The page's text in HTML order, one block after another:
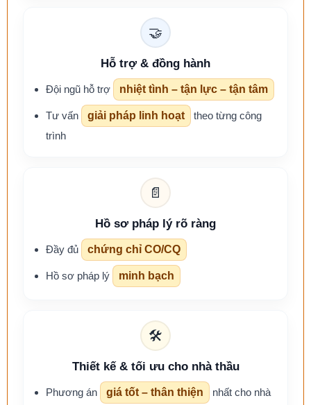
🤝
Hỗ trợ & đồng hành
Đội ngũ hỗ trợ nhiệt tình – tận lực – tận tâm
Tư vấn giải pháp linh hoạt
theo từng công
trình
📄
Hồ sơ pháp lý rõ ràng
Đầy đủ chứng chỉ CO/CQ
Hồ sơ pháp lý minh bạch
🛠️
Thiết kế & tối ưu cho nhà thầu
Phương án giá tốt – thân thiện
nhất cho nhà